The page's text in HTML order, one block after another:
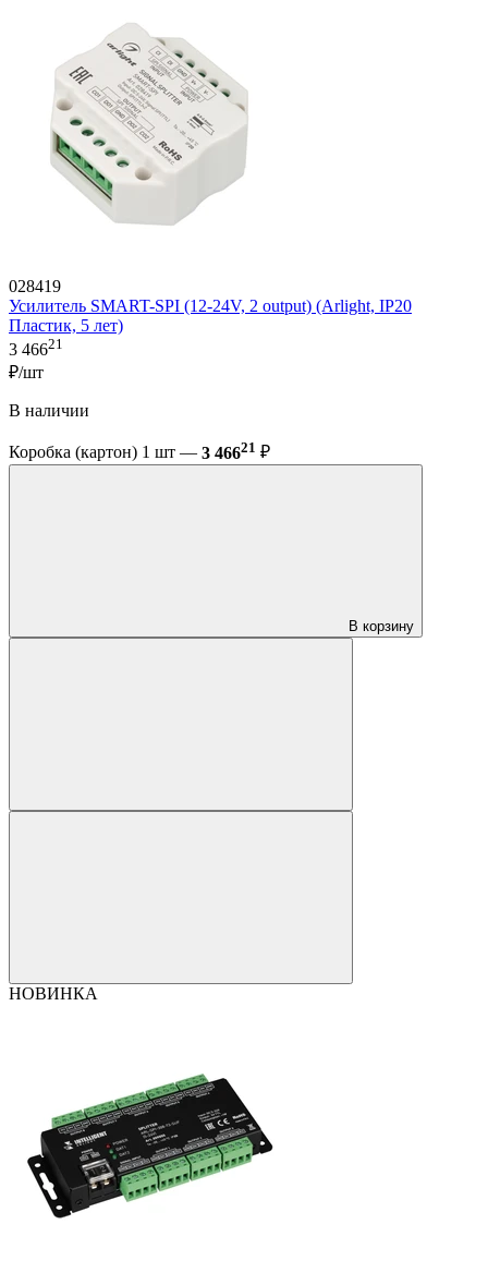
028419
Усилитель SMART-SPI (12-24V, 2 output) (Arlight, IP20
Пластик, 5 лет)
3 46621
₽/шт
В наличии
Коробка (картон) 1 шт — 3 46621 ₽
В корзину
НОВИНКА